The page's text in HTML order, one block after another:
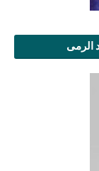
الرمى